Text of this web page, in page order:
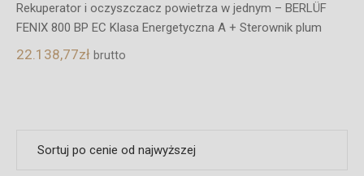
Rekuperator i oczyszczacz powietrza w jednym – BERLÜF
FENIX 800 BP EC Klasa Energetyczna A + Sterownik plum
22.138,77zł brutto